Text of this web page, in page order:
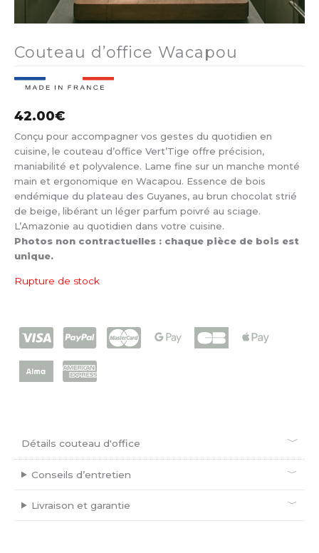
Couteau d’office Wacapou
42.00€
Conçu pour accompagner vos gestes du quotidien en
cuisine, le couteau d’office Vert’Tige offre précision,
maniabilité et polyvalence. Lame fine sur un manche monté
main et ergonomique en Wacapou. Essence de bois
endémique du plateau des Guyanes, au brun chocolat strié
de beige, libérant un léger parfum poivré au sciage.
L’Amazonie au quotidien dans votre cuisine.
Photos non contractuelles : chaque pièce de bois est
unique.
Rupture de stock
Détails couteau d'office
Conseils d’entretien
Livraison et garantie